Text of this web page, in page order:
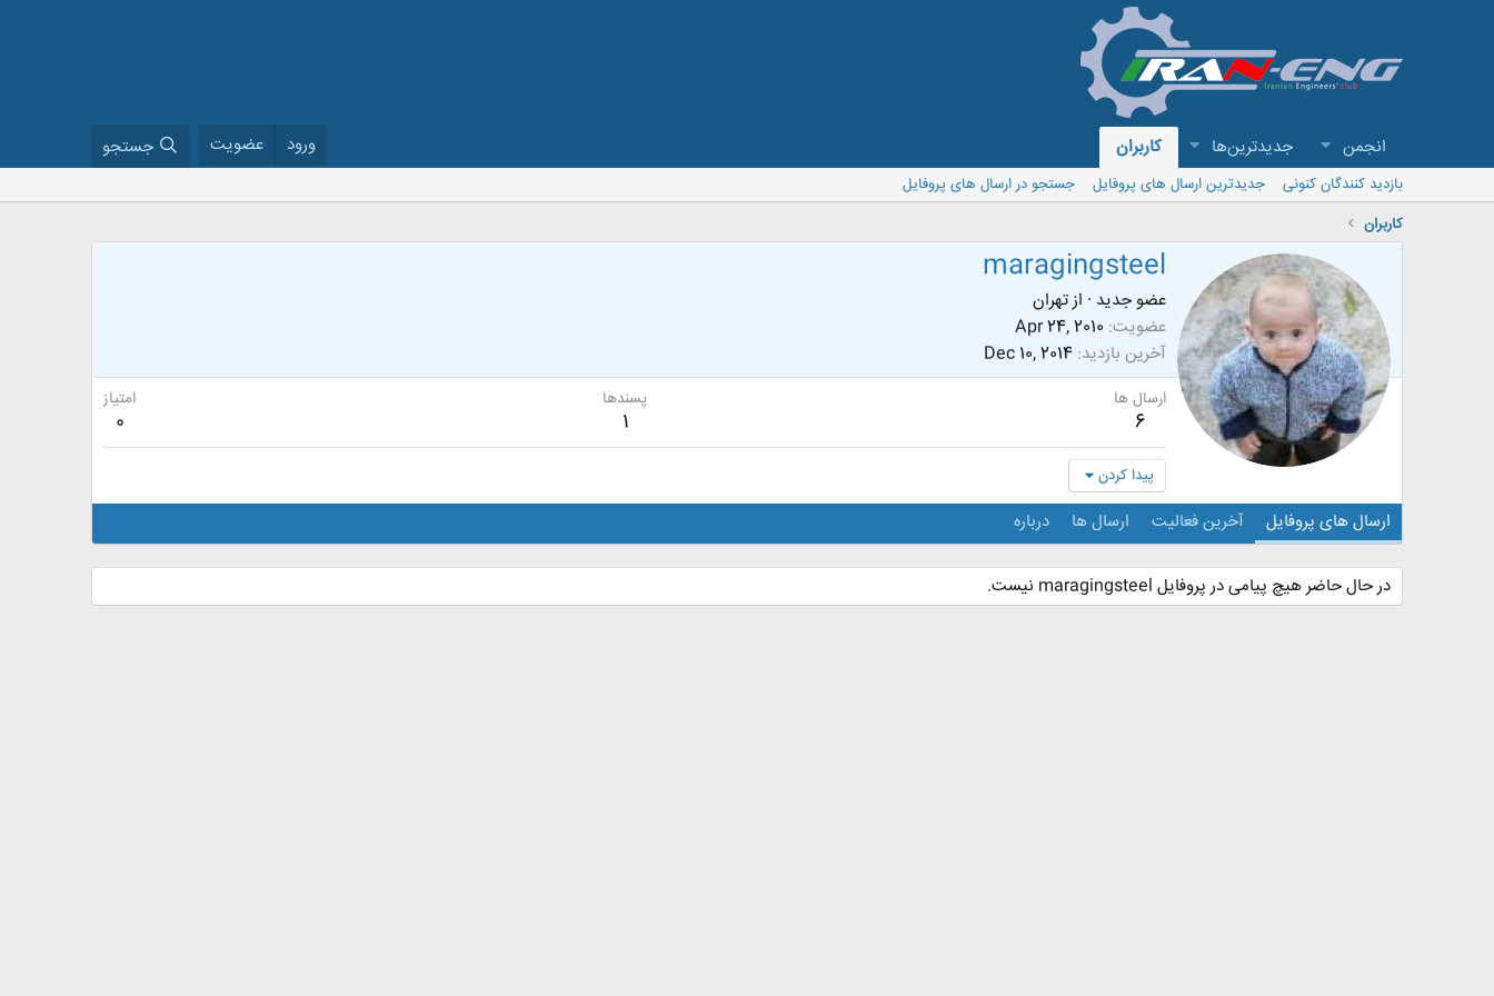
انجمن جدیدترین‌ها کاربران ورود عضویت جستجو
بازدید کنندگان کنونی جدیدترین ارسال های پروفایل
جستجو در ارسال های پروفایل
کاربران
maragingsteel
عضو جدید · ازتهران
عضویت Apr 24, 2010
آخرین بازدید Dec 10, 2014
ارسال ها
6
پسندها
1
امتیاز
0
پیدا کردن
ارسال های پروفایل آخرین فعالیت ارسال ها درباره
در حال حاضر هیچ پیامی در پروفایل maragingsteel نیست.